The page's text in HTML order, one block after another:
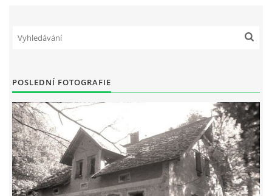
--------------------------------------------------------------
Tento projekt je realizován za finanční podpory
© 2026 eStránky.cz |Aktualizováno: 17. 7. 2026 | Nahoru ↑
POSLEDNÍ FOTOGRAFIE